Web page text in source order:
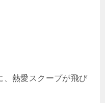
、熱愛スクープが飛び